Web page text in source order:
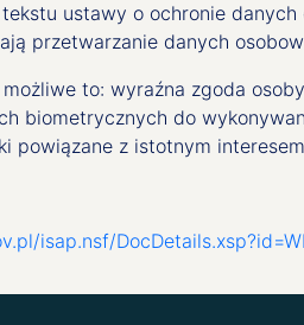
tekstu ustawy o ochronie
przetwarzanie danych
to: wyraźna zgoda
biometrycznych do
powiązane z istotnym
isap.nsf/